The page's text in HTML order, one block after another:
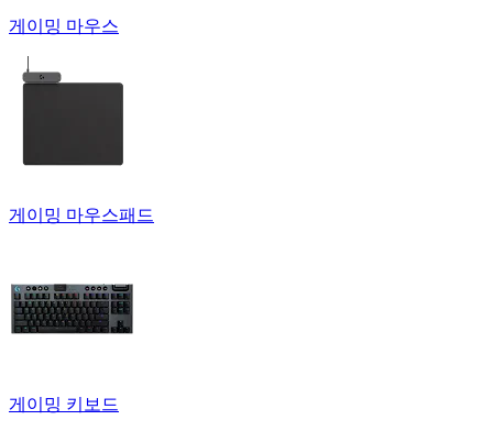
게이밍 마우스
게이밍 마우스패드
게이밍 키보드